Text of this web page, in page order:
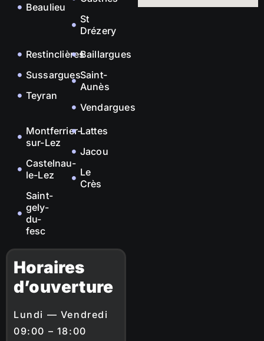
Beaulieu
St
Drézery
Restinclières
Sussargues
Teyran
Baillargues
Saint-
Aunès
Vendargues
Montferrier-
sur-Lez
Castelnau-
le-Lez
Saint-
gely-
du-
fesc
Lattes
Jacou
Le
Crès
Horaires
d’ouverture
Lundi — Vendredi
09:00 – 18:00